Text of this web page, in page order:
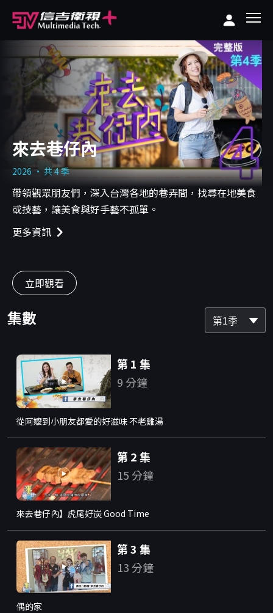
來去巷仔內
2026 · 共 4 季
帶領觀眾朋友們，深入台灣各地的巷弄間，找尋在地美食
或技藝，讓美食與好手藝不孤單。
更多資訊
立即觀看
集數 第1季
第 1 集
9 分鐘
從阿嬤到小朋友都愛的好滋味 不老雞湯
第 2 集
15 分鐘
來去巷仔內】虎尾好炭 Good Time
第 3 集
13 分鐘
偶的家